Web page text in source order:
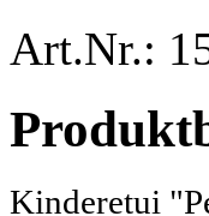
Art.Nr.:
Kinderetui